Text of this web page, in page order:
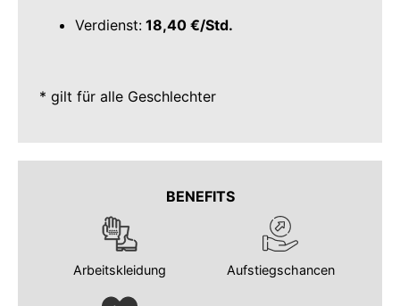
Verdienst: 18,40 €/Std.
* gilt für alle Geschlechter
BENEFITS
Arbeitskleidung Aufstiegschancen